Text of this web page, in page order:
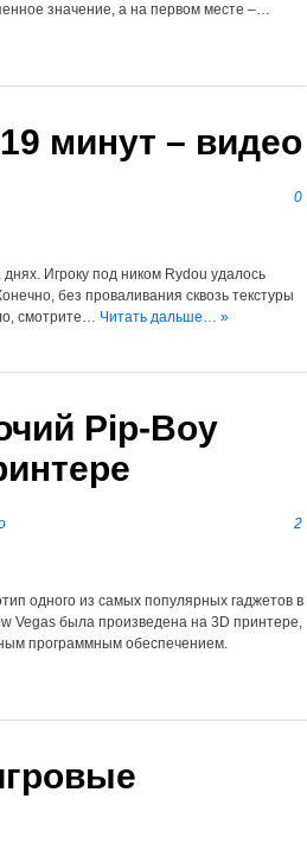
значение, а на первом месте –…
минут – видео
0
Игроку под ником Rydou удалось
без проваливания сквозь текстуры
смотрите… Читать дальше… »
Pip-Boy
2
одного из самых популярных гаджетов в
Vegas была произведена на 3D принтере,
программным обеспечением.